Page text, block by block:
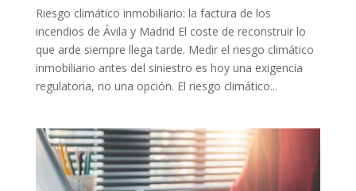
Riesgo climático inmobiliario: la factura de los
incendios de Ávila y Madrid El coste de reconstruir lo
que arde siempre llega tarde. Medir el riesgo climático
inmobiliario antes del siniestro es hoy una exigencia
regulatoria, no una opción. El riesgo climático...